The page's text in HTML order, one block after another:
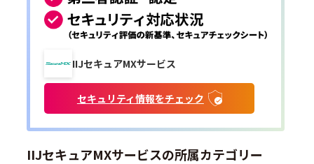
IIJセキュアMXサービス
セキュリティ情報をチェック
IIJセキュアMXサービスの所属カテゴリー